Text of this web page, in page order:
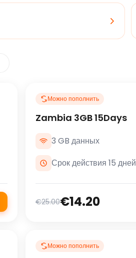
Можно пополнить
Zambia 3GB 15Days
3 GB данных
Срок действия 15 дней
€25.00€14.20
Можно пополнить